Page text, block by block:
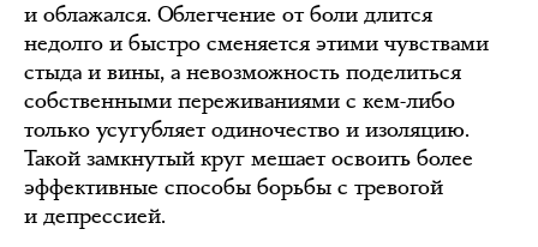
и облажался. Облегчение от боли длится
недолго и быстро сменяется этими чувствами
стыда и вины, а невозможность поделиться
собственными переживаниями с кем-либо
только усугубляет одиночество и изоляцию.
Такой замкнутый круг мешает освоить более
эффективные способы борьбы с тревогой
и депрессией.